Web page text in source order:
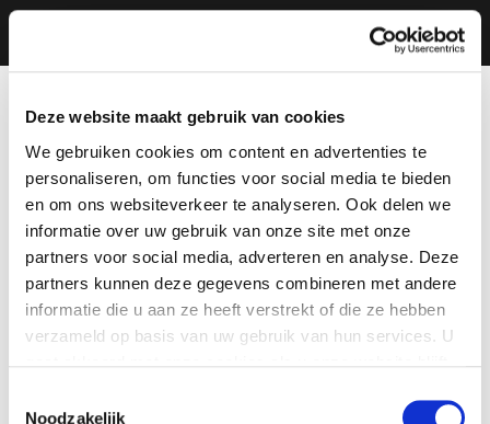
Deze website maakt gebruik van cookies
We gebruiken cookies om content en advertenties te
personaliseren, om functies voor social media te bieden
en om ons websiteverkeer te analyseren. Ook delen we
informatie over uw gebruik van onze site met onze
partners voor social media, adverteren en analyse. Deze
partners kunnen deze gegevens combineren met andere
informatie die u aan ze heeft verstrekt of die ze hebben
verzameld op basis van uw gebruik van hun services. U
Noodzakelijk